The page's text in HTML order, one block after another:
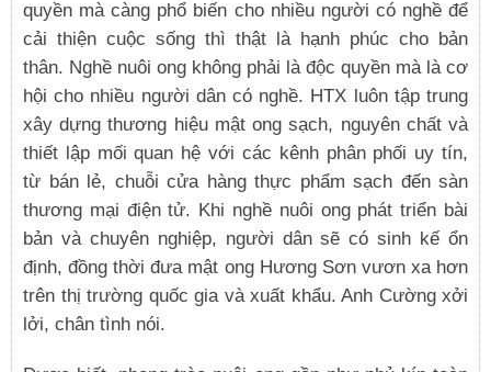
quyền mà càng phổ biến cho nhiều người có nghề để
cải thiện cuộc sống thì thật là hạnh phúc cho bản
thân. Nghề nuôi ong không phải là độc quyền mà là cơ
hội cho nhiều người dân có nghề. HTX luôn tập trung
xây dựng thương hiệu mật ong sạch, nguyên chất và
thiết lập mối quan hệ với các kênh phân phối uy tín,
từ bán lẻ, chuỗi cửa hàng thực phẩm sạch đến sàn
thương mại điện tử. Khi nghề nuôi ong phát triển bài
bản và chuyên nghiệp, người dân sẽ có sinh kế ổn
định, đồng thời đưa mật ong Hương Sơn vươn xa hơn
trên thị trường quốc gia và xuất khẩu. Anh Cường xởi
lởi, chân tình nói.